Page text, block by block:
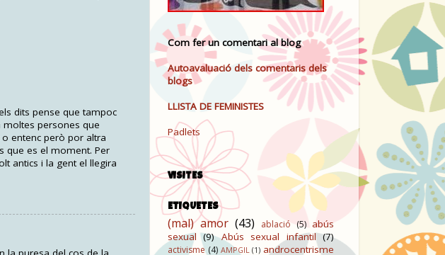
dits pense que tampoc
persones que
entenc però por altra
que es el moment. Per
antics i la gent el llegira
Com fer un comentari al blog
Autoavaluació dels comentaris dels
blogs
LLISTA DE FEMINISTES
Padlets
VISITES
ETIQUETES
(mal) amor (43) ablació (5) abús
sexual (9) Abús sexual infantil (7)
activisme (4) AMPGIL (1) androcentrisme